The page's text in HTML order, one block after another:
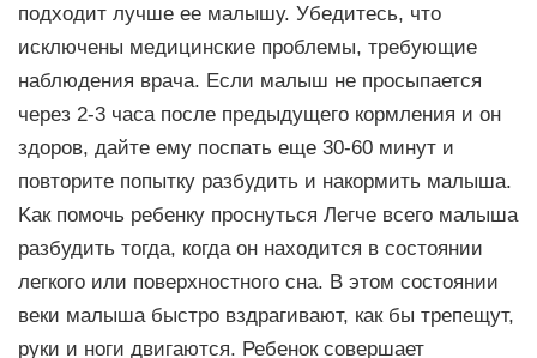
подходит лучше ее малышу. Убедитесь, что
исключены медицинские проблемы, требующие
наблюдения врача. Если малыш не просыпается
через 2-3 часа после предыдущего кормления и он
здоров, дайте ему поспать еще 30-60 минут и
повторите попытку разбудить и накормить малыша.
Kак помочь ребенку проснуться Легче всего малыша
разбудить тогда, когда он находится в состоянии
легкого или поверхностного сна. В этом состоянии
веки малыша быстро вздрагивают, как бы трепещут,
руки и ноги двигаются. Ребенок совершает